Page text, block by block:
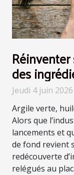
des
Jeudi 4 juin
Argile verte,
Alors que
lancements et
de fond revient
redécouverte
relégués au